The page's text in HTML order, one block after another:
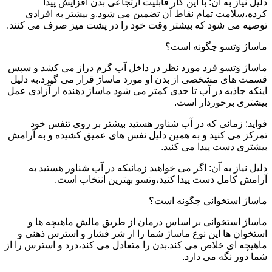
کرده،سلامت تمام نقاط آن تضمین می شود.و بیشتر به افرادی
توصیه می شود که بیشتر وقت خود را در پشت میز صرف می کنند.
ماساژ وَتسو چگونه است؟
ماساژ وَتسو فرد مورد نظر در داخل آب گرم دراز می کشد و سپس
قسمت های مشخصی از بدن او مورد ماساژ قرار می گیرد.به دلیل
اینکه جاذبه در آب تا حدی کمتر می شود ماساژ دهنده از آزادی عمل
بیشتری برخوردار است.
فواید: زمانی که در آب شناور هستید بیشتر بر روی تنفس خود
تمرکز می کنید و به همین دلیل نفس های عمیق کشیده و به آرامش
بیشتری دست پیدا می کنید.
دلیل نیاز به آن: اگر می خواهید زمانیکه در آب شناور هستید به
آرامش کامل دست پیدا کنید،وتسو بهترین انتخاب است.
ماساژ استخوانی چگونه است؟
ماساژ استخوانی بر اساس درمان از طریق مالش ماهیچه ها و
استخوان ها این نوع ماساژ شما را از شر فشار و استرس ذهنی و
ماهیچه ای خلاص می کند.بدن را متعادل می کند،درد و استرس را از
شما دور نگه می دارد.